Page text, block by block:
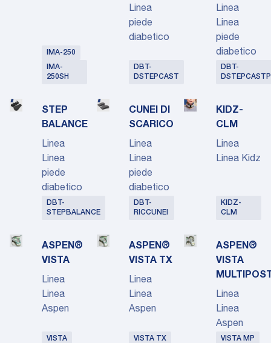
IMA-250
IMA-
250SH
Linea
piede
diabetico
DBT-
DSTEPCAST
Linea
Linea
piede
diabetico
DBT-
STEP
BALANCE
Linea
Linea
piede
diabetico
DBT-
STEPBALANCE
CUNEI DI
SCARICO
Linea
Linea
piede
diabetico
DBT-
RICCUNEI
KIDZ-
CLM
Linea
Linea Kidz
KIDZ-
CLM
ASPEN®
VISTA
Linea
Linea
Aspen
VISTA
ASPEN®
VISTA TX
Linea
Linea
Aspen
VISTA TX
ASPEN®
VISTA
Linea
Linea
Aspen
VISTA MP